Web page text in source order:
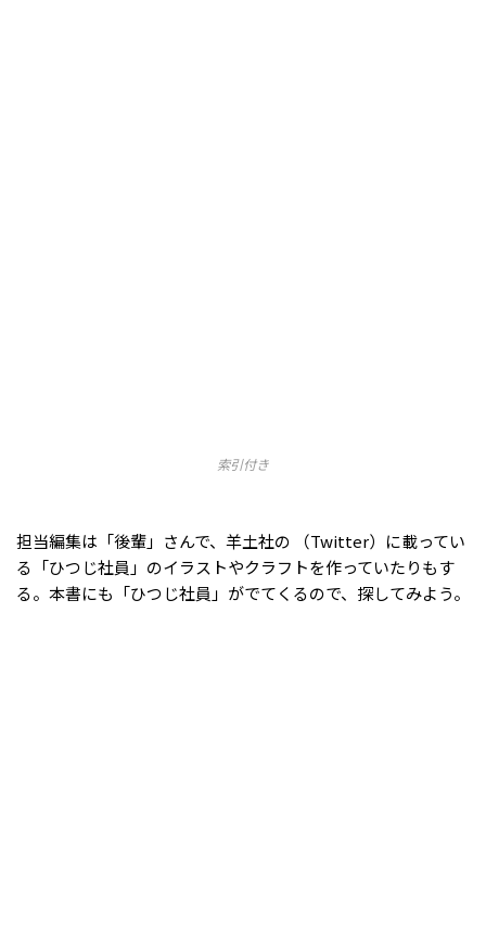
索引付き
担当編集は「後輩」さんで、羊土社の （Twitter）に載ってい
る「ひつじ社員」のイラストやクラフトを作っていたりもす
る。本書にも「ひつじ社員」がでてくるので、探してみよう。